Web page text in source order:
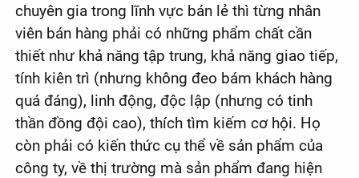
chuyên gia trong lĩnh vực bán lẻ thì từng nhân
viên bán hàng phải có những phẩm chất cần
thiết như khả năng tập trung, khả năng giao tiếp,
tính kiên trì (nhưng không đeo bám khách hàng
quá đáng), linh động, độc lập (nhưng có tinh
thần đồng đội cao), thích tìm kiếm cơ hội. Họ
còn phải có kiến thức cụ thể về sản phẩm của
công ty, về thị trường mà sản phẩm đang hiện